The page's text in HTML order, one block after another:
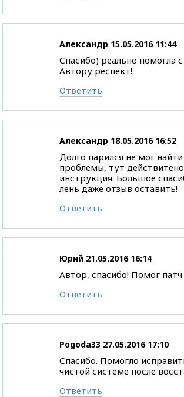
Александр 15.05.2016 11:44
Спасибо) реально помогла
Автору респект!
Ответить
Александр 18.05.2016 16:52
Долго парился не мог
проблемы, тут
инструкция. Большое
лень даже отзыв оставить!
Ответить
Юрий 21.05.2016 16:14
Автор, спасибо! Помог
Ответить
Pogoda33 27.05.2016 17:10
Спасибо. Помогло
чистой системе после
Ответить